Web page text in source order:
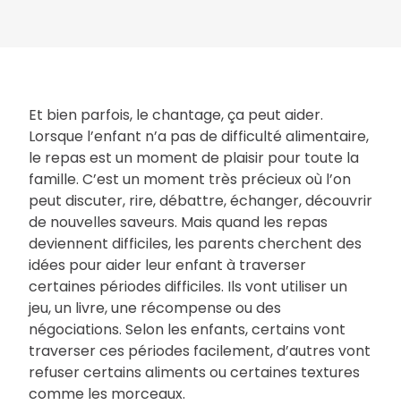
Et bien parfois, le chantage, ça peut aider.
Lorsque l’enfant n’a pas de difficulté alimentaire,
le repas est un moment de plaisir pour toute la
famille. C’est un moment très précieux où l’on
peut discuter, rire, débattre, échanger, découvrir
de nouvelles saveurs. Mais quand les repas
deviennent difficiles, les parents cherchent des
idées pour aider leur enfant à traverser
certaines périodes difficiles. Ils vont utiliser un
jeu, un livre, une récompense ou des
négociations. Selon les enfants, certains vont
traverser ces périodes facilement, d’autres vont
refuser certains aliments ou certaines textures
comme les morceaux.